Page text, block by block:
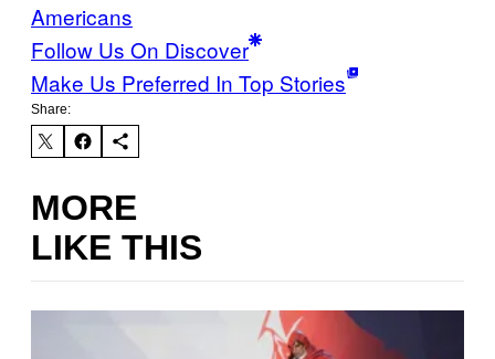
Americans
Follow Us On Discover
Make Us Preferred In Top Stories
Share:
MORE
LIKE THIS